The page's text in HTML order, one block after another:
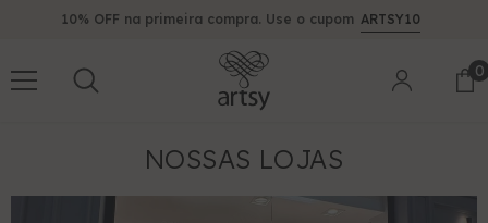
10% OFF na primeira compra. Use o cupom ARTSY10
00
NOSSAS LOJAS